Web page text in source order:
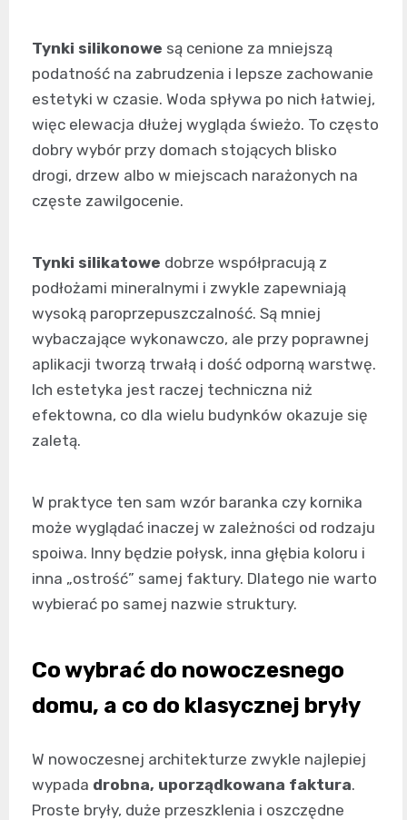
Tynki silikonowe są cenione za mniejszą
podatność na zabrudzenia i lepsze zachowanie
estetyki w czasie. Woda spływa po nich łatwiej,
więc elewacja dłużej wygląda świeżo. To często
dobry wybór przy domach stojących blisko
drogi, drzew albo w miejscach narażonych na
częste zawilgocenie.
Tynki silikatowe dobrze współpracują z
podłożami mineralnymi i zwykle zapewniają
wysoką paroprzepuszczalność. Są mniej
wybaczające wykonawczo, ale przy poprawnej
aplikacji tworzą trwałą i dość odporną warstwę.
Ich estetyka jest raczej techniczna niż
efektowna, co dla wielu budynków okazuje się
zaletą.
W praktyce ten sam wzór baranka czy kornika
może wyglądać inaczej w zależności od rodzaju
spoiwa. Inny będzie połysk, inna głębia koloru i
inna „ostrość” samej faktury. Dlatego nie warto
wybierać po samej nazwie struktury.
Co wybrać do nowoczesnego
domu, a co do klasycznej bryły
W nowoczesnej architekturze zwykle najlepiej
wypada drobna, uporządkowana faktura.
Proste bryły, duże przeszklenia i oszczędne